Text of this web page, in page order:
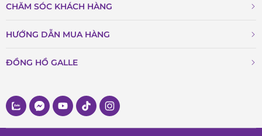
CHĂM SÓC KHÁCH HÀNG
HƯỚNG DẪN MUA HÀNG
ĐỒNG HỒ GALLE